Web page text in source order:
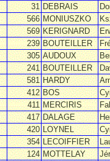
31 DEBRAIS
566 MONIUSZKO
569 KERIGNARD
239 BOUTEILLER
305 AUDOUX
241 BOUTEILLER
581 HARDY
412 BOS
411 MERCIRIS
417 DALAGE
420 LOYNEL
354 LECOIFFIER
124 MOTTELAY